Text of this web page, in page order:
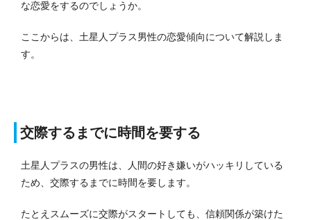
な恋愛をするのでしょうか。
ここからは、土星人プラス男性の恋愛傾向について解説しま
す。
交際するまでに時間を要する
土星人プラスの男性は、人間の好き嫌いがハッキリしている
ため、交際するまでに時間を要します。
たとえスムーズに交際がスタートしても、信頼関係が築けた